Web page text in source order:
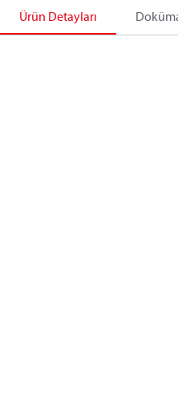
Ürün Detayları